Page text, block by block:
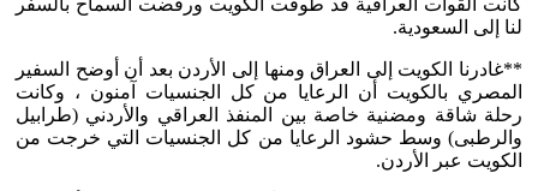
كانت القوات العراقية قد طوقت الكويت ورفضت السماح بالسفر
لنا إلى السعودية.
**غادرنا الكويت إلى العراق ومنها إلى الأردن بعد أن أوضح السفير
المصري بالكويت أن الرعايا من كل الجنسيات آمنون ، وكانت
رحلة شاقة ومضنية خاصة بين المنفذ العراقي والأردني (طرابيل
والرطبى) وسط حشود الرعايا من كل الجنسيات التي خرجت من
الكويت عبر الأردن.